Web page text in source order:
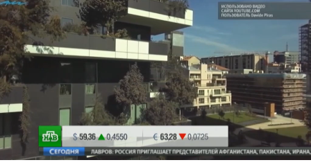
/
Загрузка:
90.82%